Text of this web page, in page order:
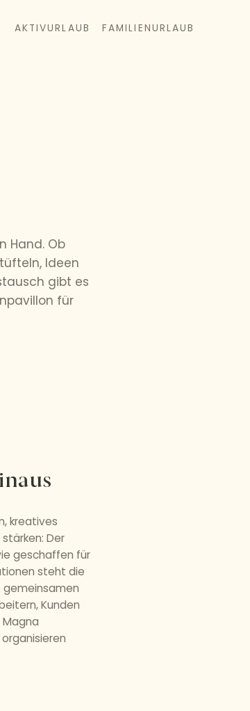
AKTIVURLAUB FAMILIENURLAUB
Hand. Ob
Ideen
gibt es
für
kreatives
Der
geschaffen für
steht die
gemeinsamen
Kunden
Magna